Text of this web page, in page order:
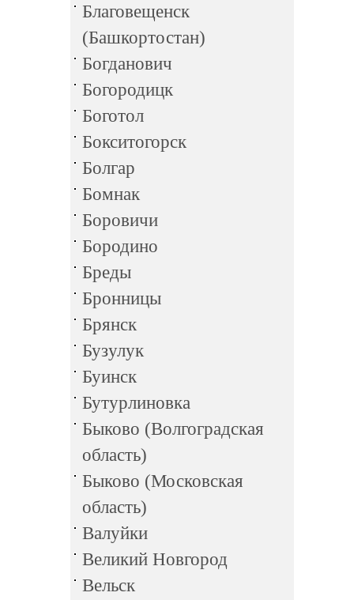
Благовещенск
(Башкортостан)
Богданович
Богородицк
Боготол
Бокситогорск
Болгар
Бомнак
Боровичи
Бородино
Бреды
Бронницы
Брянск
Бузулук
Буинск
Бутурлиновка
Быково (Волгоградская
область)
Быково (Московская
область)
Валуйки
Великий Новгород
Вельск